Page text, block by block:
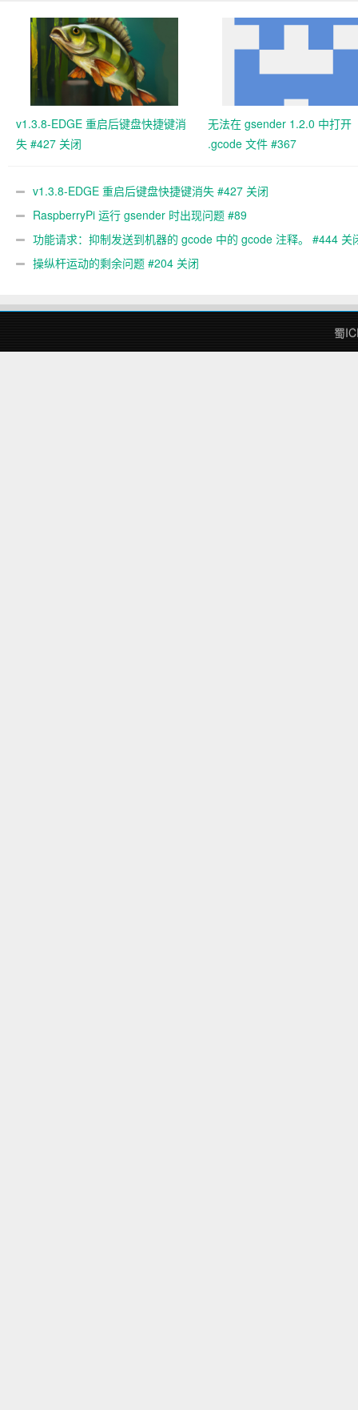
v1.3.8-EDGE 重启后键盘快捷键消
失 #427 关闭
无法在 gsender 1.2.0 中打开
.gcode 文件 #367
v1.3.8-EDGE 重启后键盘快捷键消失 #427 关闭
RaspberryPi 运行 gsender 时出现问题 #89
功能请求：抑制发送到机器的 gcode 中的 gcode 注释。 #444 关
操纵杆运动的剩余问题 #204 关闭
蜀